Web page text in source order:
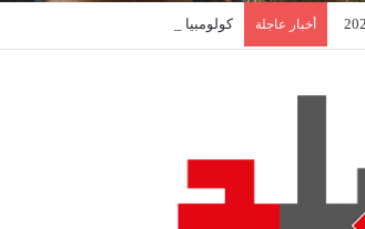
أخبار عاجلة